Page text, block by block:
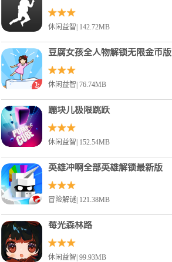
休闲益智| 142.72MB
豆腐女孩全人物解锁无限金币版
休闲益智| 76.74MB
蹦块儿极限跳跃
休闲益智| 152.54MB
英雄冲啊全部英雄解锁最新版
冒险解谜| 121.38MB
莓光森林路
休闲益智| 99.93MB